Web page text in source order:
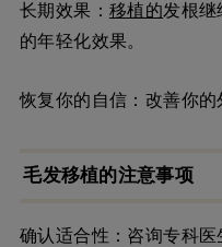
长期效果： 移植的发根继
的年轻化效果。
恢复你的自信：改善你的
毛发移植的注意事项
确认适合性：咨询专科医